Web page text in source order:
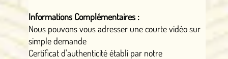
Informations Complémentaires :
Nous pouvons vous adresser une courte vidéo sur
simple demande
Certificat d'authenticité établi par notre